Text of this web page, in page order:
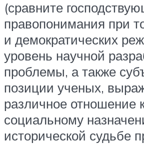
(сравните
правопонимания при
и демократических
уровень научной
проблемы, а также
позиции ученых,
различное отношение
социальному
исторической судьбе